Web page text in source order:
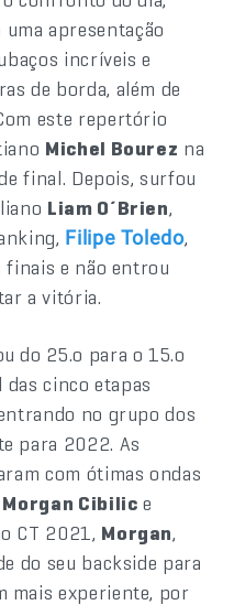
apresentação
incríveis e
de borda, além de
este repertório
Michel Bourez na
final. Depois, surfou
Liam O´Brien,
Filipe Toledo,
e não entrou
a vitória.
do 25.o para o 15.o
cinco etapas
no grupo dos
para 2022. As
com ótimas ondas
Morgan Cibilic e
CT 2021, Morgan,
do seu backside para
mais experiente, por